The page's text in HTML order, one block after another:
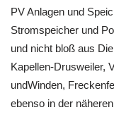
PV Anlagen und
Stromspeicher und
und nicht bloß aus
Kapellen-Drusweiler,
undWinden,
ebenso in der